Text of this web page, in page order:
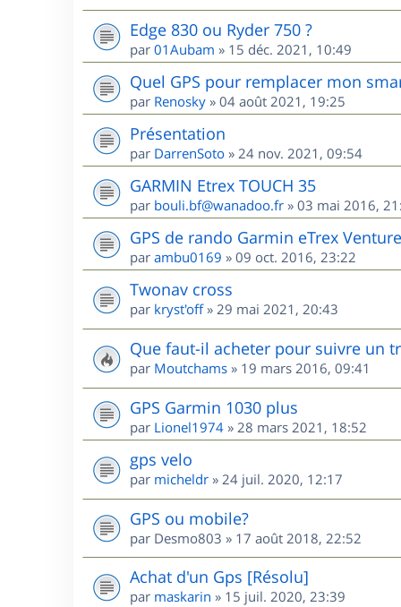
Edge 830 ou Ryder 750 ?
par 01Aubam » 15 déc. 2021, 10:49
Quel GPS pour remplacer mon
par Renosky » 04 août 2021, 19:25
Présentation
par DarrenSoto » 24 nov. 2021, 09:54
GARMIN Etrex TOUCH 35
par bouli.bf@wanadoo.fr » 03 mai 2016,
GPS de rando Garmin eTrex
par ambu0169 » 09 oct. 2016, 23:22
Twonav cross
par kryst'off» 29 mai 2021, 20:43
Que faut-il acheter pour suivre un
par Moutchams » 19 mars 2016, 09:41
GPS Garmin 1030 plus
par Lionel1974 » 28 mars 2021, 18:52
gps velo
par micheldr » 24 juil. 2020, 12:17
GPS ou mobile?
par Desmo803 » 17 août 2018, 22:52
Achat d'un Gps [Résolu]
par maskarin » 15 juil. 2020, 23:39